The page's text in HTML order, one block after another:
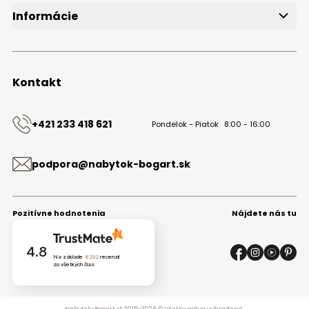
Informácie
Obchodné podmienky
Kontakt
Kontakt
+421 233 418 621 Pondelok - Piatok 8:00 - 16:00
podpora@nabytok-bogart.sk
Pozitívne hodnotenia
4.8 Na základe 8292recenzií
zo všetkých čias
Nájdete nás tu